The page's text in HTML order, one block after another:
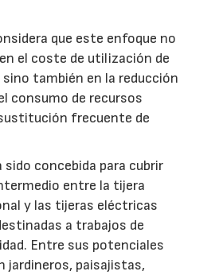
que este enfoque no
el coste de utilización de
también en la reducción
consumo de recursos
frecuente de
sido concebida para cubrir
entre la tijera
y las tijeras eléctricas
a trabajos de
Entre sus potenciales
jardineros, paisajistas,